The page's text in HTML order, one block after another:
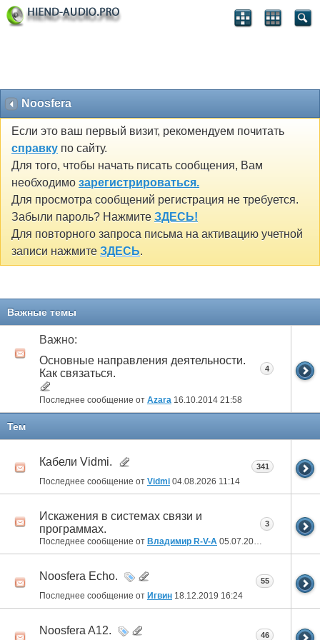
Noosfera
Если это ваш первый визит, рекомендуем почитать
справку по сайту.
Для того, чтобы начать писать сообщения, Вам
необходимо зарегистрироваться.
Для просмотра сообщений регистрация не требуется.
Забыли пароль? Нажмите ЗДЕСЬ!
Для повторного запроса письма на активацию учетной
записи нажмите ЗДЕСЬ.
Важные темы
Важно:
Основные направления деятельности.
Как связаться.
Последнее сообщение от Azara 16.10.2014 21:58
4
Тем
Кабели Vidmi.
Последнее сообщение от Vidmi 04.08.2026 11:14
341
Искажения в системах связи и
программах.
Последнее сообщение от Владимир R-V-A 05.07.2025
3
Noosfera Echo.
Последнее сообщение от Игвин 18.12.2019 16:24
55
Noosfera A12. 46